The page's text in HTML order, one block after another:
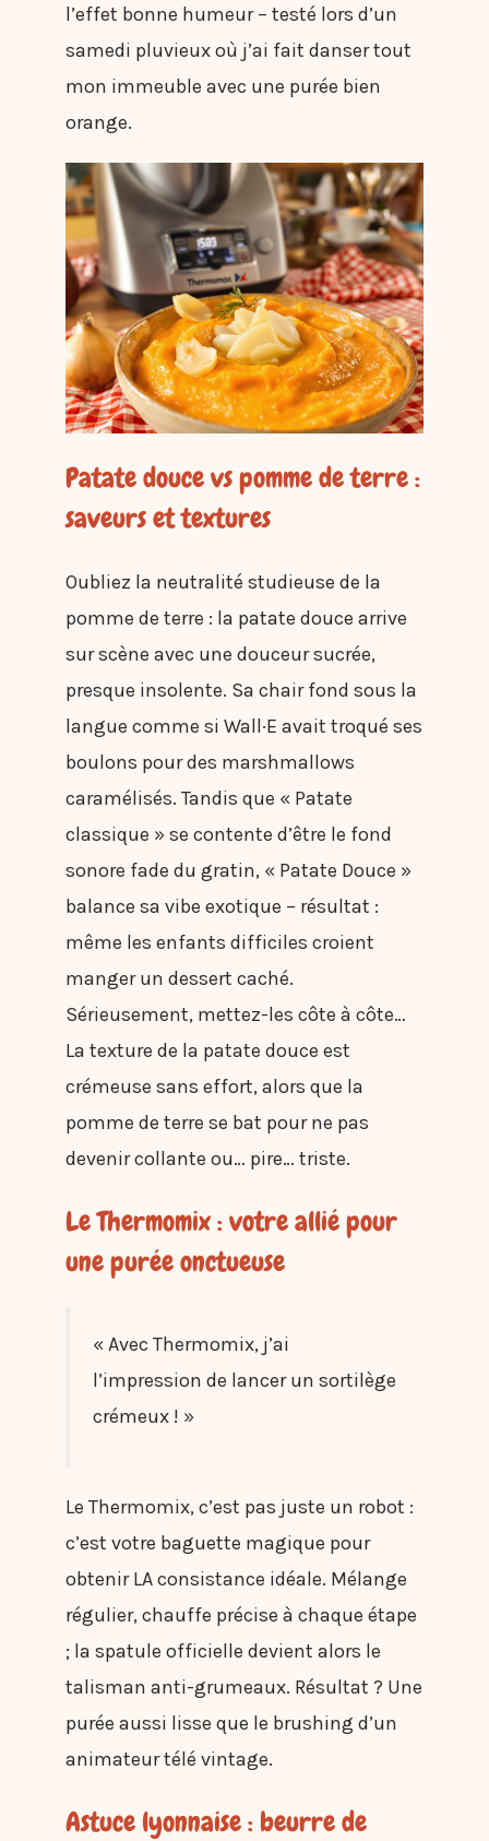
l’effet bonne humeur – testé lors d’un
samedi pluvieux où j’ai fait danser tout
mon immeuble avec une purée bien
orange.
Patate douce vs pomme de terre :
saveurs et textures
Oubliez la neutralité studieuse de la
pomme de terre : la patate douce arrive
sur scène avec une douceur sucrée,
presque insolente. Sa chair fond sous la
langue comme si Wall·E avait troqué ses
boulons pour des marshmallows
caramélisés. Tandis que « Patate
classique » se contente d’être le fond
sonore fade du gratin, « Patate Douce »
balance sa vibe exotique – résultat :
même les enfants difficiles croient
manger un dessert caché.
Sérieusement, mettez-les côte à côte…
La texture de la patate douce est
crémeuse sans effort, alors que la
pomme de terre se bat pour ne pas
devenir collante ou… pire… triste.
Le Thermomix : votre allié pour
une purée onctueuse
« Avec Thermomix, j’ai
l’impression de lancer un sortilège
crémeux ! »
Le Thermomix, c’est pas juste un robot :
c’est votre baguette magique pour
obtenir LA consistance idéale. Mélange
régulier, chauffe précise à chaque étape
; la spatule officielle devient alors le
talisman anti-grumeaux. Résultat ? Une
purée aussi lisse que le brushing d’un
animateur télé vintage.
Astuce lyonnaise : beurre de